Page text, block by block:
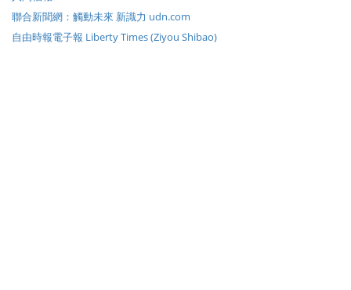
聯合新聞網：觸動未來 新識力 udn.com
自由時報電子報 Liberty Times (Ziyou Shibao)